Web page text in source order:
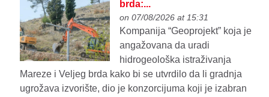
brda:...
on 07/08/2026 at 15:31
Kompanija “Geoprojekt” koja je
angažovana da uradi
hidrogeološka istraživanja
Mareze i Veljeg brda kako bi se utvrdilo da li gradnja
ugrožava izvorište, dio je konzorcijuma koji je izabran